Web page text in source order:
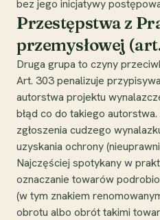
bez jego inicjatywy
Przestępstwa z
przemysłowej
Druga grupa to czyny
Art. 303 penalizuje
autorstwa projektu
błąd co do takiego
zgłoszenia cudzego
uzyskania ochrony
Najczęściej spotykany w
oznaczanie towarów
(w tym znakiem
obrotu albo obrót takimi